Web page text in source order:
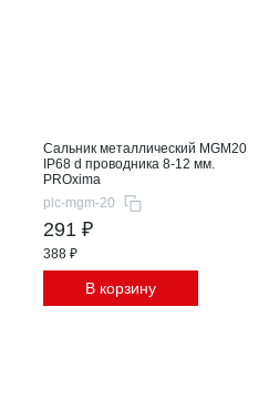
Сальник металлический MGM20
IP68 d проводника 8-12 мм.
PROxima
plc-mgm-20
291 ₽
388 ₽
В корзину